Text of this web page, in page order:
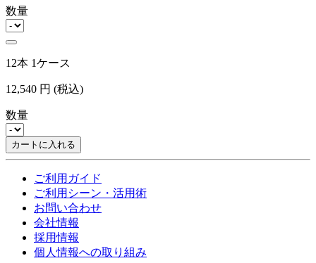
数量
12本 1ケース
12,540 円 (税込)
数量
カートに入れる
ご利用ガイド
ご利用シーン・活用術
お問い合わせ
会社情報
採用情報
個人情報への取り組み